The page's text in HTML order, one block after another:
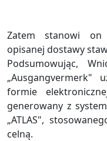
Zatem stanowi on
opisanej dostawy
Podsumowując,
„Ausgangvermerk"
formie
generowany z
„ATLAS",
celną.